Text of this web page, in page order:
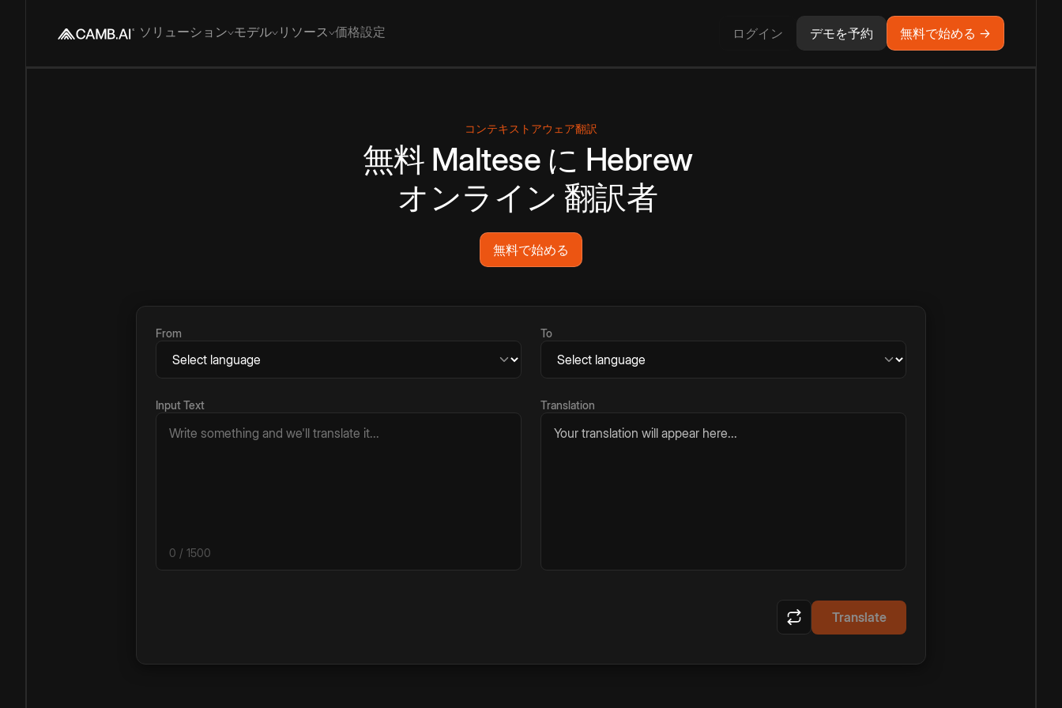
ソリューション モデル リソース 価格設定 ログイン デモを予約 無料で始める →
コンテキストアウェア翻訳
無料 Maltese に Hebrew
オンライン 翻訳者
無料で始める
From To
Input Text
0 / 1500
Translation
Your translation will appear here...
Translate